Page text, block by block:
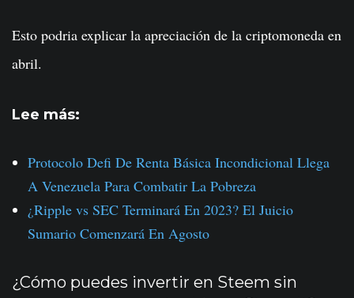
Esto podria explicar la apreciación de la criptomoneda en
abril.
Lee más:
Protocolo Defi De Renta Básica Incondicional Llega
A Venezuela Para Combatir La Pobreza
¿Ripple vs SEC Terminará En 2023? El Juicio
Sumario Comenzará En Agosto
¿Cómo puedes invertir en Steem sin